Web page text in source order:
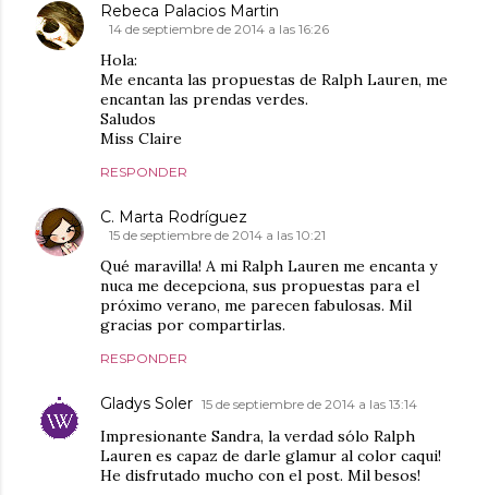
Rebeca Palacios Martin
14 de septiembre de 2014 a las 16:26
Hola:
Me encanta las propuestas de Ralph Lauren, me
encantan las prendas verdes.
Saludos
Miss Claire
RESPONDER
C. Marta Rodríguez
15 de septiembre de 2014 a las 10:21
Qué maravilla! A mi Ralph Lauren me encanta y
nuca me decepciona, sus propuestas para el
próximo verano, me parecen fabulosas. Mil
gracias por compartirlas.
RESPONDER
Gladys Soler 15 de septiembre de 2014 a las 13:14
Impresionante Sandra, la verdad sólo Ralph
Lauren es capaz de darle glamur al color caqui!
He disfrutado mucho con el post. Mil besos!